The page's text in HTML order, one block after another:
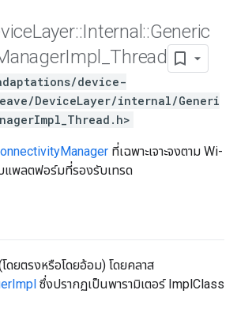
Layer::Internal ::Generic
Impl Thread
device-
DeviceLayer/internal/Generi
ที่เฉพาะเจาะจงตาม Wi-
แพลตฟอร์มที่รองรับเทรด
ดยตรงหรือโดยอ้อม) โดยคลาส
ซึ่งปรากฏเป็นพารามิเตอร์ ImplClass